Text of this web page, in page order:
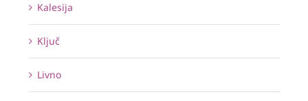
Kalesija
Ključ
Livno